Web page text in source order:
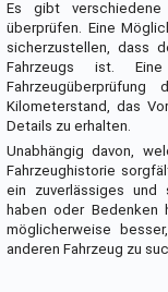
Es gibt
überprüfen. Eine
sicherzustellen, dass
Fahrzeugs ist.
Kilometerstand, das
Details zu erhalten.
Unabhängig davon,
Fahrzeughistorie
ein zuverlässiges und
haben oder Bedenken
möglicherweise
anderen Fahrzeug zu